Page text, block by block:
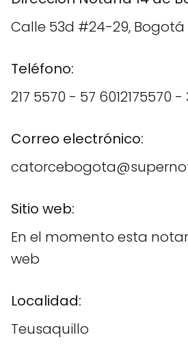
Calle 53d #24-29, Bogotá
Teléfono:
217 5570 - 57 6012175570 -
Correo electrónico:
Sitio web:
En el momento esta
web
Localidad:
Teusaquillo